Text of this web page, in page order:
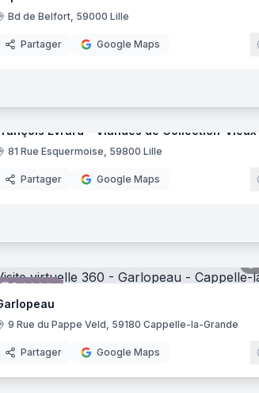
Centre de soins médicaux
Bd de Belfort, 59000 Lille
Partager Google Maps
Boucherie
81 Rue Esquermoise, 59800 Lille
Partager Google Maps
Cuisiniste
9 Rue du Pappe Veld, 59180 Cappelle-la-Grande
Partager Google Maps